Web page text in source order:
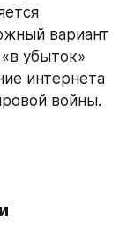
вариант
убыток»
интернета
войны.